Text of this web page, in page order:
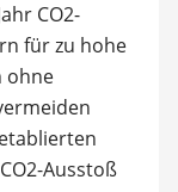
CO2-
für zu hohe
ohne
Ausstoß